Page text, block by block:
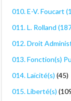
010. E-V. Foucart
011. L. Rolland
012. Droit
013. Fonction(s)
014. Laïcité(s) (45)
015. Liberté(s)